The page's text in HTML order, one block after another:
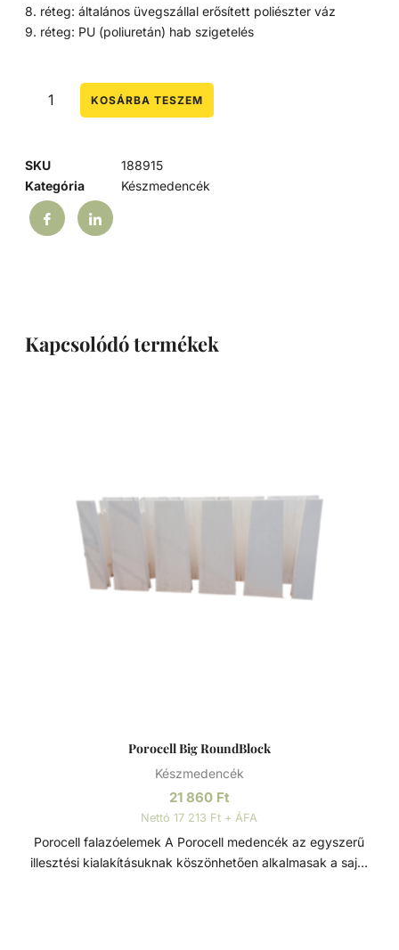
8. réteg: általános üvegszállal erősített poliészter váz
9. réteg: PU (poliuretán) hab szigetelés
KOSÁRBA TESZEM
SKU
188915
Kategória
Készmedencék
Kapcsolódó termékek
Porocell Big RoundBlock
Készmedencék
21 860 Ft
Nettó 17 213 Ft + ÁFA
Porocell falazóelemek A Porocell medencék az egyszerű
illesztési kialakításuknak köszönhetően alkalmasak a saját